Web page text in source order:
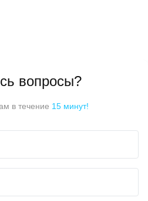
вопросы?
в течение 15 минут!